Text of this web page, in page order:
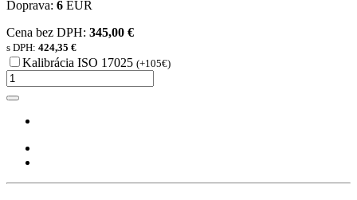
Doprava: 6 EUR
Cena bez DPH: 345,00 €
s DPH: 424,35 €
Kalibrácia ISO 17025 (+105€)